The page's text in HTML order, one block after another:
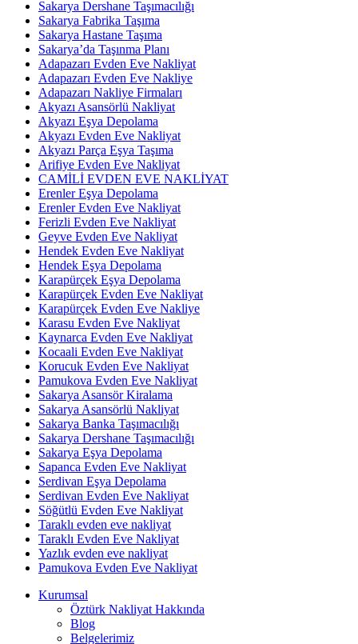
Sakarya Dershane Taşımacılığı
Sakarya Fabrika Taşıma
Sakarya Hastane Taşıma
Sakarya’da Taşınma Planı
Adapazarı Evden Eve Nakliyat
Adapazarı Evden Eve Nakliye
Adapazarı Nakliye Firmaları
Akyazı Asansörlü Nakliyat
Akyazı Eşya Depolama
Akyazı Evden Eve Nakliyat
Akyazı Parça Eşya Taşıma
Arifiye Evden Eve Nakliyat
CAMİLİ EVDEN EVE NAKLİYAT
Erenler Eşya Depolama
Erenler Evden Eve Nakliyat
Ferizli Evden Eve Nakliyat
Geyve Evden Eve Nakliyat
Hendek Evden Eve Nakliyat
Hendek Eşya Depolama
Karapürçek Eşya Depolama
Karapürçek Evden Eve Nakliyat
Karapürçek Evden Eve Nakliye
Karasu Evden Eve Nakliyat
Kaynarca Evden Eve Nakliyat
Kocaali Evden Eve Nakliyat
Korucuk Evden Eve Nakliyat
Pamukova Evden Eve Nakliyat
Sakarya Asansör Kiralama
Sakarya Asansörlü Nakliyat
Sakarya Banka Taşımacılığı
Sakarya Dershane Taşımacılığı
Sakarya Eşya Depolama
Sapanca Evden Eve Nakliyat
Serdivan Eşya Depolama
Serdivan Evden Eve Nakliyat
Söğütlü Evden Eve Nakliyat
Taraklı evden eve nakliyat
Taraklı Evden Eve Nakliyat
Yazlık evden eve nakliyat
Pamukova Evden Eve Nakliyat
Kurumsal
Öztürk Nakliyat Hakkında
Blog
Belgelerimiz